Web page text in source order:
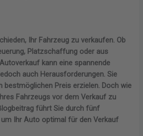
Ihr Fahrzeug zu verkaufen. Ob
Platzschaffung oder aus
kann eine spannende
auch Herausforderungen. Sie
bestmöglichen Preis erzielen. Doch wie
Fahrzeugs vor dem Verkauf zu
führt Sie durch fünf
Ihr Auto optimal für den Verkauf